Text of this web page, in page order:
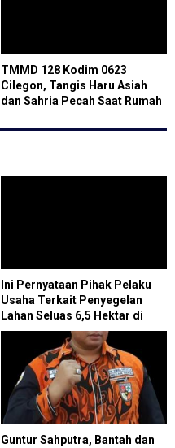
TMMD 128 Kodim 0623
Cilegon, Tangis Haru Asiah
dan Sahria Pecah Saat Rumah
Ini Pernyataan Pihak Pelaku
Usaha Terkait Penyegelan
Lahan Seluas 6,5 Hektar di
Paluh Sibaji Pantai
LabuOleh Satpol PP Kabupaten
Deli Serdang
Guntur Sahputra, Bantah dan